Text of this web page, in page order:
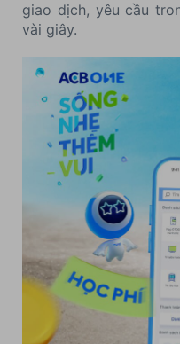
giao dịch, yêu cầu
vài giây.